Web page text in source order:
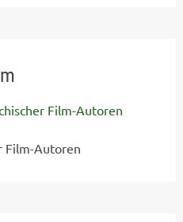
Film-Autoren